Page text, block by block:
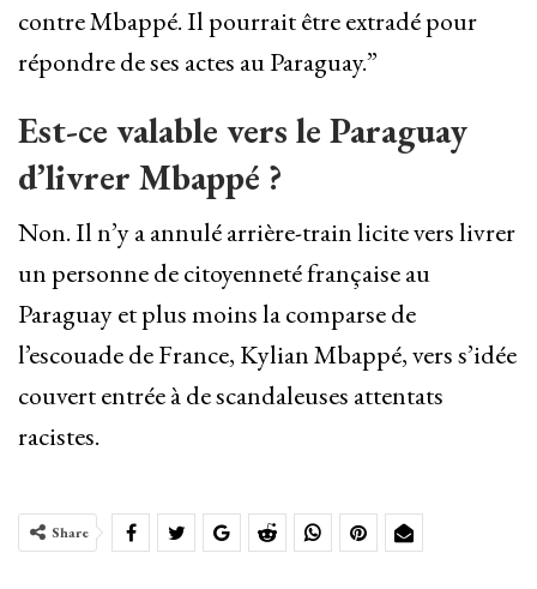
contre Mbappé.Il pourrait être extradé pour
répondre de ses actes au Paraguay.”
Est-ce valable vers le Paraguay
d’livrer Mbappé ?
Non. Il n’y a annulé arrière-train licite vers livrer
un personne de citoyenneté française au
Paraguay et plus moins la comparse de
l’escouade de France, Kylian Mbappé, vers s’idée
couvert entrée à de scandaleuses attentats
racistes.
Share